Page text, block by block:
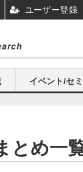
イベント/セ
とめ一
ユーザー登録